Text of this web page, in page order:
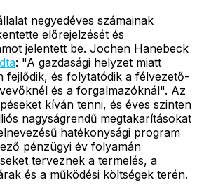
negyedéves számainak
előrejelzését és
jelentett be. Jochen Hanebeck
: "A gazdasági helyzet miatt
fejlődik, és folytatódik a félvezető-
és a forgalmazóknál". Az
kíván tenni, és éves szinten
nagyságrendű megtakarításokat
hatékonysági program
pénzügyi év folyamán
terveznek a termelés, a
és a működési költségek terén.